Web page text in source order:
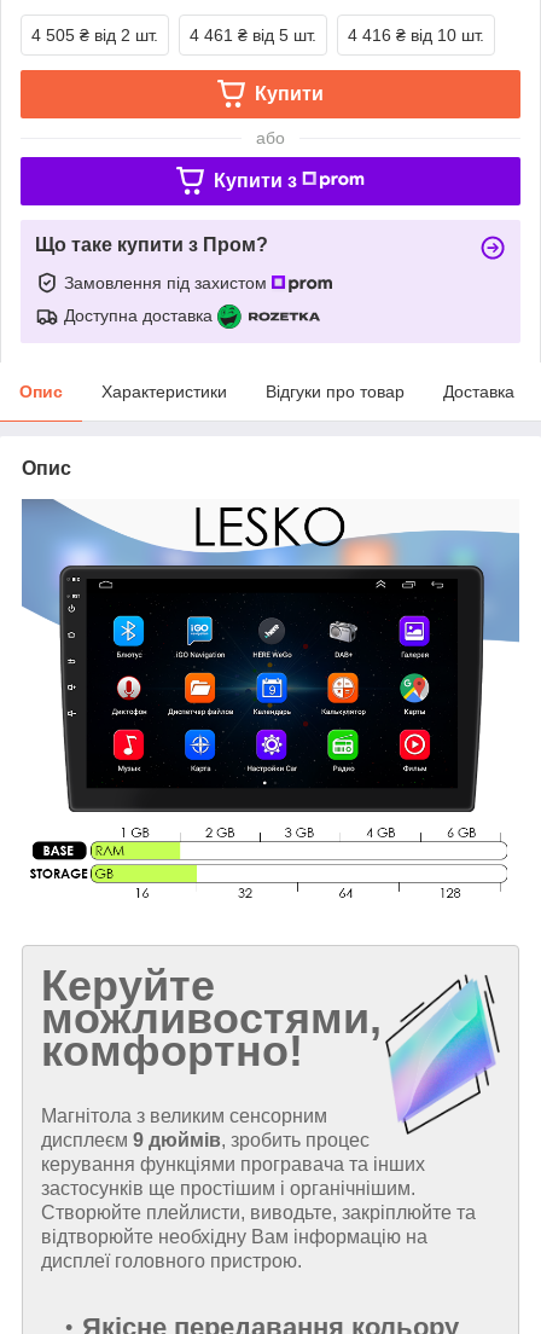
4 505 ₴ від 2 шт. 4 461 ₴ від 5 шт. 4 416 ₴ від 10 шт.
Купити
або
Купити з
Що таке купити з Пром?
Замовлення під захистом
Доступна доставка
Опис Характеристики Відгуки про товар Доставка
Опис
Керуйте
можливостями,
комфортно!
Магнітола з великим сенсорним
дисплеєм 9 дюймів, зробить процес
керування функціями програвача та інших
застосунків ще простішим і органічнішим.
Створюйте плейлисти, виводьте, закріплюйте та
відтворюйте необхідну Вам інформацію на
дисплеї головного пристрою.
Якісне передавання кольору